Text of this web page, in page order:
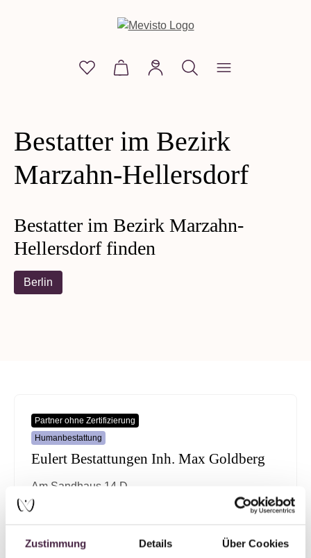
Zustimmung Details Über Cookies
Du hast 0 Produkte auf dem Merkzettel
Warenkorb enthält 0 Positionen.
Perle mit Seele
Shop
Blog
Mevisto
Bestatter im Bezirk
Marzahn-Hellersdorf
Bestatter im Bezirk Marzahn-
Hellersdorf finden
Berlin
Partner ohne Zertifizierung
Humanbestattung
Eulert Bestattungen Inh. Max Goldberg
Am Sandhaus 14 D
13125 Berlin